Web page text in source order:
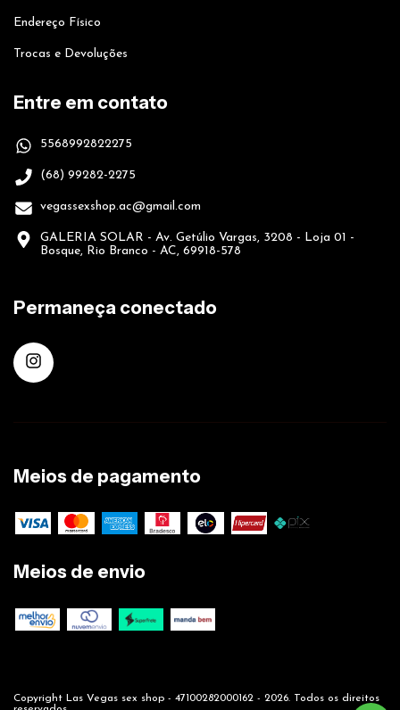
Endereço Físico
Trocas e Devoluções
Entre em contato
5568992822275
(68) 99282-2275
vegassexshop.ac@gmail.com
GALERIA SOLAR - Av. Getúlio Vargas, 3208 - Loja 01 -
Bosque, Rio Branco - AC, 69918-578
Permaneça conectado
Meios de pagamento
Meios de envio
Copyright Las Vegas sex shop - 47100282000162 - 2026. Todos os direitos